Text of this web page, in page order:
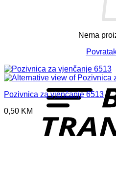
Nema
Pozivnica za vjenčanje 6513
0,50 KM